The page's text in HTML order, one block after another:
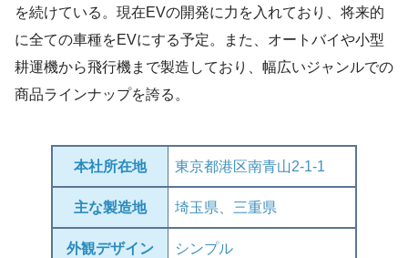
を続けている。現在EVの開発に力を入れており、将来的
に全ての車種をEVにする予定。また、オートバイや小型
耕運機から飛行機まで製造しており、幅広いジャンルでの
商品ラインナップを誇る。
本社所在地 東京都港区南青山2-1-1
主な製造地 埼玉県、三重県
外観デザイン シンプル